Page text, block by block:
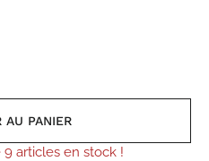
AU PANIER
articles en stock !